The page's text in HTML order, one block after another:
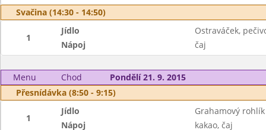
Svačina (14:30 - 14:50)
1
Jídlo
Ostraváček,
Nápoj
čaj
Menu Chod
Pondělí 21. 9. 2015
Přesnídávka (8:50 - 9:15)
1
Jídlo
Grahamový
Nápoj
kakao, čaj